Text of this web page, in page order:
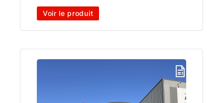
Voir le produit